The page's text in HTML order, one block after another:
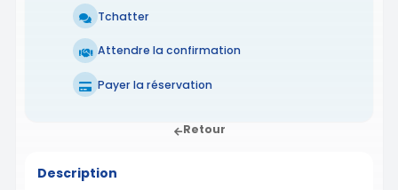
Tchatter
Attendre la confirmation
Payer la réservation
Retour
Description